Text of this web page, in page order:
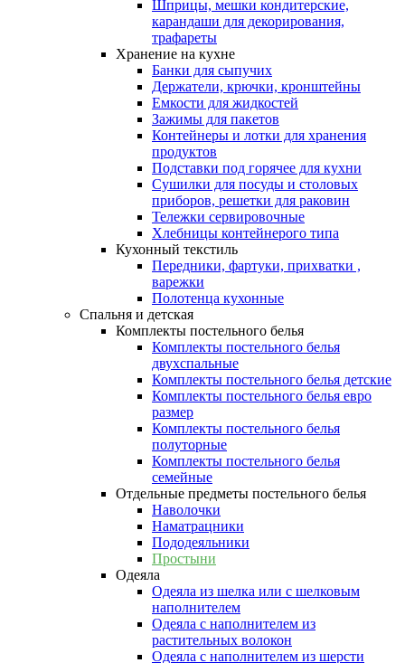
Шприцы, мешки кондитерские,
карандаши для декорирования,
трафареты
Хранение на кухне
Банки для сыпучих
Держатели, крючки, кронштейны
Емкости для жидкостей
Зажимы для пакетов
Контейнеры и лотки для хранения
продуктов
Подставки под горячее для кухни
Сушилки для посуды и столовых
приборов, решетки для раковин
Тележки сервировочные
Хлебницы контейнерого типа
Кухонный текстиль
Передники, фартуки, прихватки ,
варежки
Полотенца кухонные
Спальня и детская
Комплекты постельного белья
Комплекты постельного белья
двухспальные
Комплекты постельного белья детские
Комплекты постельного белья евро
размер
Комплекты постельного белья
полуторные
Комплекты постельного белья
семейные
Отдельные предметы постельного белья
Наволочки
Наматрацники
Пододеяльники
Простыни
Одеяла
Одеяла из шелка или с шелковым
наполнителем
Одеяла с наполнителем из
растительных волокон
Одеяла с наполнителем из шерсти